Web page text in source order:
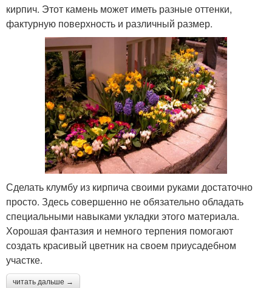
кирпич. Этот камень может иметь разные оттенки,
фактурную поверхность и различный размер.
Сделать клумбу из кирпича своими руками достаточно
просто. Здесь совершенно не обязательно обладать
специальными навыками укладки этого материала.
Хорошая фантазия и немного терпения помогают
создать красивый цветник на своем приусадебном
участке.
читать дальше →